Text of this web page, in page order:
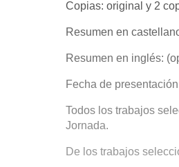
Copias: original y 2
Resumen en
Resumen en inglés:
Fecha de
Todos los trabajos
Jornada.
De los trabajos